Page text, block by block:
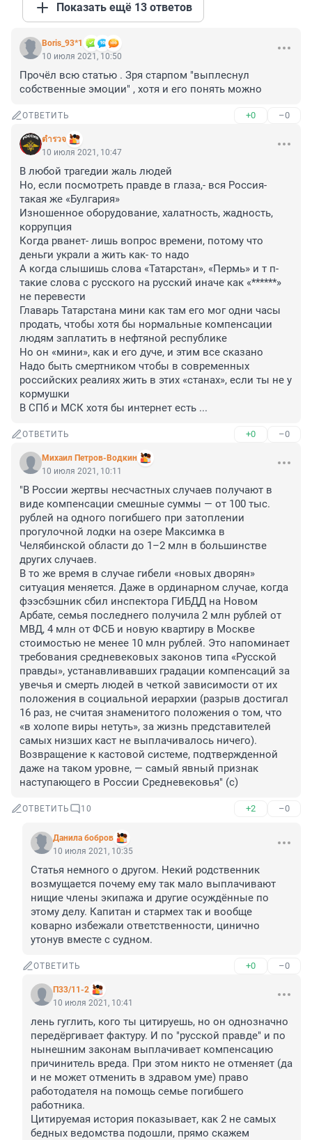
Показать ещё 13 ответов
Boris_93*1
10 июля 2021, 10:50
Прочёл всю статью . Зря старпом "выплеснул
собственные эмоции" , хотя и его понять можно
ОТВЕТИТЬ +0 –0
ตำรวจ
10 июля 2021, 10:47
В любой трагедии жаль людей
Но, если посмотреть правде в глаза,- вся Россия-
такая же «Булгария»
Изношенное оборудование, халатность, жадность,
коррупция
Когда рванет- лишь вопрос времени, потому что
деньги украли а жить как- то надо
А когда слышишь слова «Татарстан», «Пермь» и т п-
такие слова с русского на русский иначе как «******»
не перевести
Главарь Татарстана мини как там его мог одни часы
продать, чтобы хотя бы нормальные компенсации
людям заплатить в нефтяной республике
Но он «мини», как и его дуче, и этим все сказано
Надо быть смертником чтобы в современных
российских реалиях жить в этих «станах», если ты не у
кормушки
В СПб и МСК хотя бы интернет есть ...
ОТВЕТИТЬ +0 –0
Михаил Петров-Водкин
10 июля 2021, 10:11
"В России жертвы несчастных случаев получают в
виде компенсации смешные суммы — от 100 тыс.
рублей на одного погибшего при затоплении
прогулочной лодки на озере Максимка в
Челябинской области до 1–2 млн в большинстве
других случаев.
В то же время в случае гибели «новых дворян»
ситуация меняется. Даже в ординарном случае, когда
фээсбэшник сбил инспектора ГИБДД на Новом
Арбате, семья последнего получила 2 млн рублей от
МВД, 4 млн от ФСБ и новую квартиру в Москве
стоимостью не менее 10 млн рублей. Это напоминает
требования средневековых законов типа «Русской
правды», устанавливавших градации компенсаций за
увечья и смерть людей в четкой зависимости от их
положения в социальной иерархии (разрыв достигал
16 раз, не считая знаменитого положения о том, что
«в холопе виры нетуть», за жизнь представителей
самых низших каст не выплачивалось ничего).
Возвращение к кастовой системе, подтвержденной
даже на таком уровне, — самый явный признак
наступающего в России Средневековья" (c)
ОТВЕТИТЬ 10 +2 –0
Данила бобров
10 июля 2021, 10:35
Статья немного о другом. Некий родственник
возмущается почему ему так мало выплачивают
нищие члены экипажа и другие осуждённые по
этому делу. Капитан и стармех так и вообще
коварно избежали ответственности, цинично
утонув вместе с судном.
ОТВЕТИТЬ +0 –0
П33/11-2
10 июля 2021, 10:41
лень гуглить, кого ты цитируешь, но он однозначно
передёргивает фактуру. И по "русской правде" и по
нынешним законам выплачивает компенсацию
причинитель вреда. При этом никто не отменяет (да
и не может отменить в здравом уме) право
работодателя на помощь семье погибшего
работника.
Цитируемая история показывает, как 2 не самых
бедных ведомства подошли, прямо скажем